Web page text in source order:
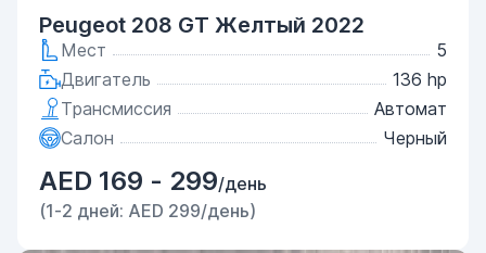
Peugeot 208 GT Желтый 2022
Мест
5
Двигатель
136 hp
Трансмиссия
Автомат
Салон
Черный
AED 169 - 299/день
(1-2 дней: AED 299/день)